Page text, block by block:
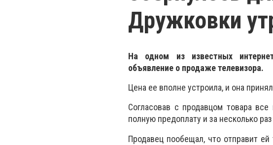
Дружковки
На одном из известных
объявление о продаже телевизора.
Цена ее вполне устроила, и она
Согласовав с продавцом товара
полную предоплату и за несколько
Продавец пообещал, что отправит